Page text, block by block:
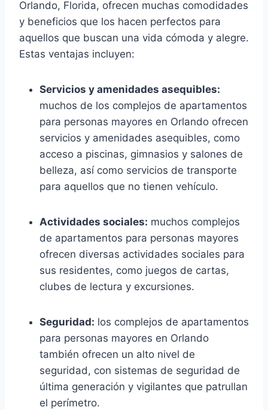
Orlando, Florida, ofrecen muchas comodidades
y beneficios que los hacen perfectos para
aquellos que buscan una vida cómoda y alegre.
Estas ventajas incluyen:
Servicios y amenidades asequibles:
muchos de los complejos de apartamentos
para personas mayores en Orlando ofrecen
servicios y amenidades asequibles, como
acceso a piscinas, gimnasios y salones de
belleza, así como servicios de transporte
para aquellos que no tienen vehículo.
Actividades sociales: muchos complejos
de apartamentos para personas mayores
ofrecen diversas actividades sociales para
sus residentes, como juegos de cartas,
clubes de lectura y excursiones.
Seguridad: los complejos de apartamentos
para personas mayores en Orlando
también ofrecen un alto nivel de
seguridad, con sistemas de seguridad de
última generación y vigilantes que patrullan
el perímetro.